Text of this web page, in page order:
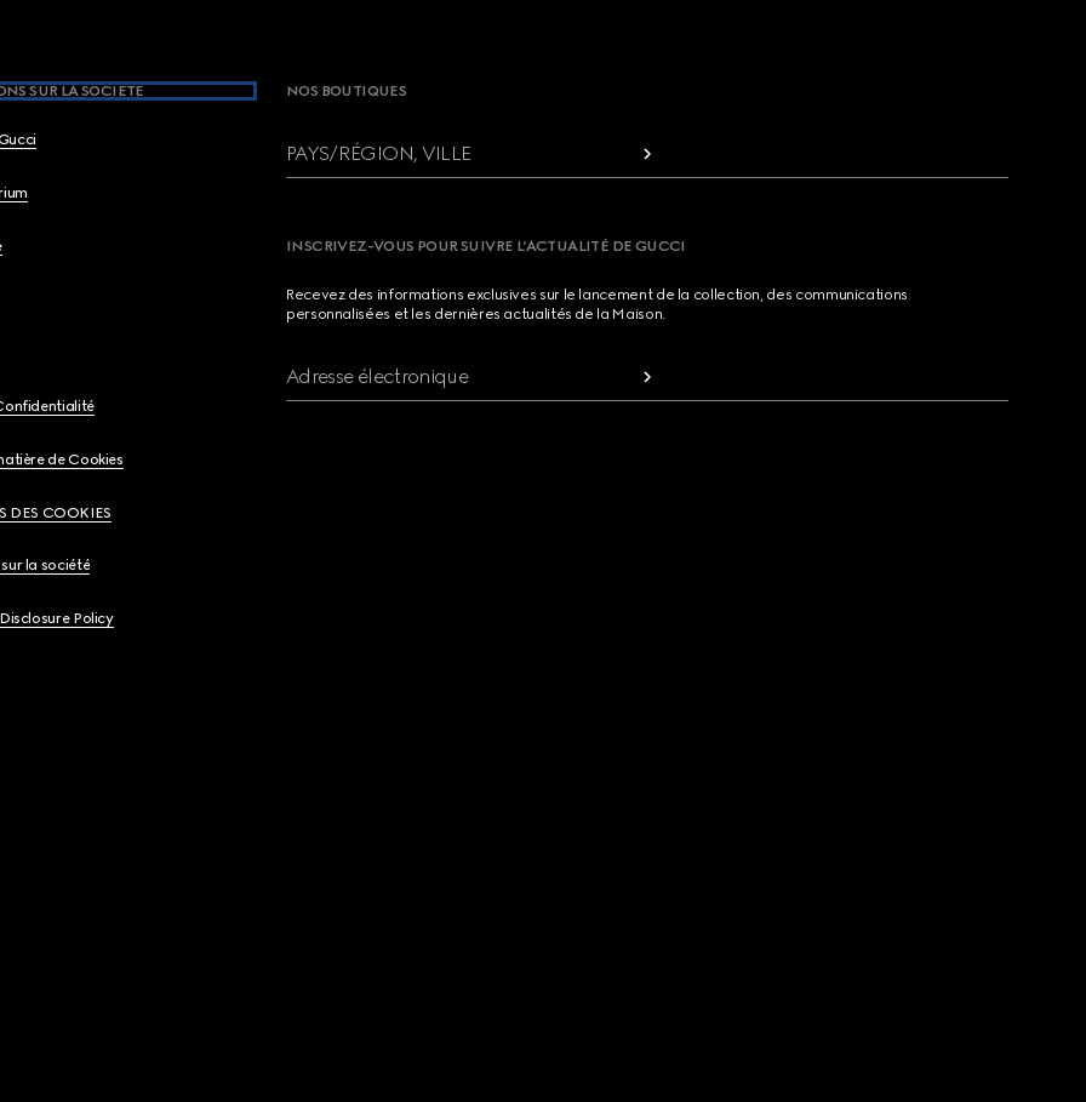
SUR LA SOCIETE
de Cookies
DES COOKIES
la société
Policy
NOS BOUTIQUES
PAYS/RÉGION, VILLE
INSCRIVEZ-VOUS POUR SUIVRE L’ACTUALITÉ DE GUCCI
Recevez des informations exclusives sur le lancement de la collection, des communications
personnalisées et les dernières actualités de la Maison.
Adresse électronique